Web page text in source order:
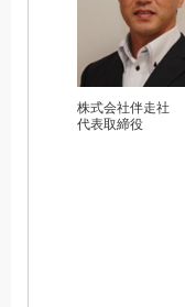
株式会社伴走社
代表取締役